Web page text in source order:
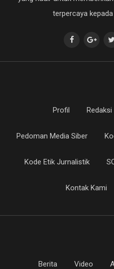
terpercaya
Profil Redaksi
Pedoman Media Siber
Kode Etik Jurnalistik
Kontak Kami
Berita Video